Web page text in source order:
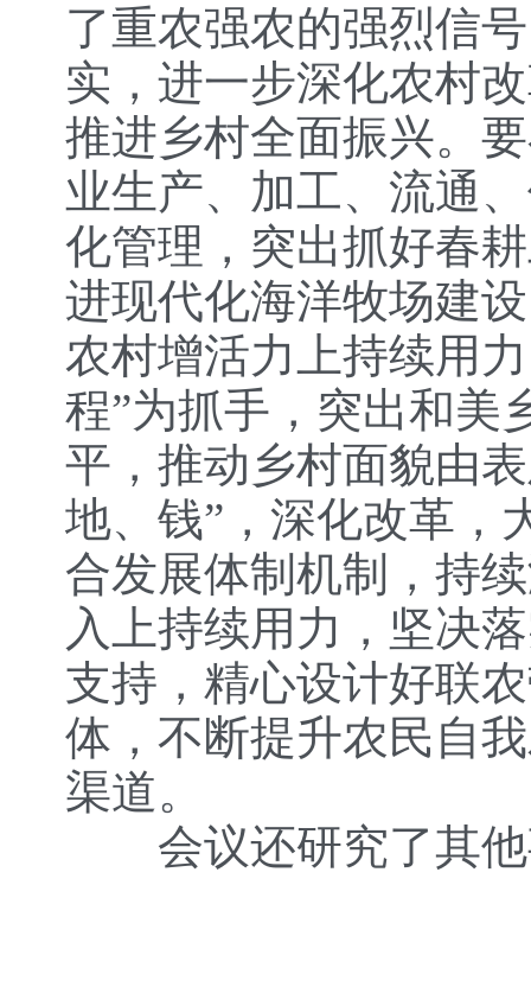
了重农强农的强烈信
实，进一步深化农村
推进乡村全面振兴。
业生产、加工、流通
化管理，突出抓好春
进现代化海洋牧场建
农村增活力上持续用
程”为抓手，突出和美
平，推动乡村面貌由
地、钱”，深化改革，
合发展体制机制，持
入上持续用力，坚决
支持，精心设计好联
体，不断提升农民自
渠道。
会议还研究了其他